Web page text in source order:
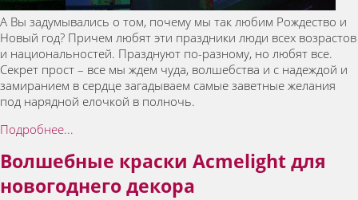
А Вы задумывались о том, почему мы так любим Рождество и
Новый год? Причем любят эти праздники люди всех возрастов
и национальностей. Празднуют по-разному, но любят все.
Секрет прост – все мы ждем чуда, волшебства и с надеждой и
замиранием в сердце загадываем самые заветные желания
под нарядной елочкой в полночь.
Подробнее...
Волшебные краски Acmelight для
новогоднего декора